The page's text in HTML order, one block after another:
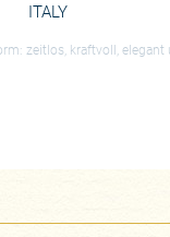
ITALY
zeitlos, kraftvoll,